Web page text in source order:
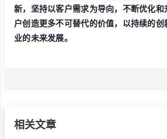
新，坚持以客户需求为导向，不断优化和
户创造更多不可替代的价值，以持续的
业的未来发展。
相关文章